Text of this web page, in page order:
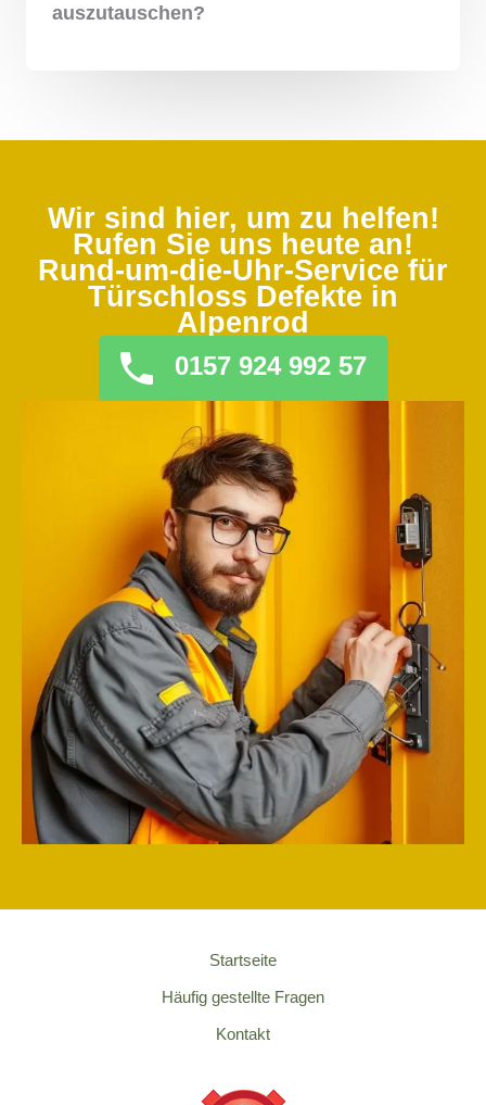
auszutauschen?
Wir sind hier, um zu helfen!
Rufen Sie uns heute an!
Rund-um-die-Uhr-Service für
Türschloss Defekte in
Alpenrod
0157 924 992 57
Startseite
Häufig gestellte Fragen
Kontakt